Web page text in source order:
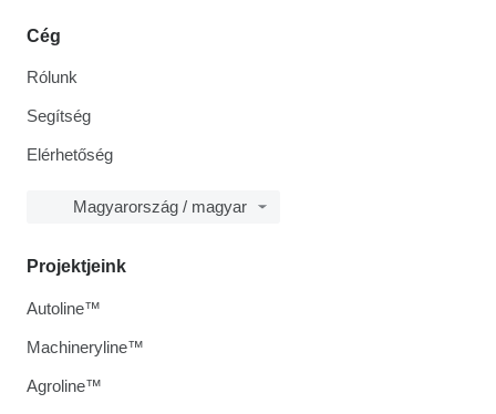
Cég
Rólunk
Segítség
Elérhetőség
Magyarország / magyar
Projektjeink
Autoline™
Machineryline™
Agroline™